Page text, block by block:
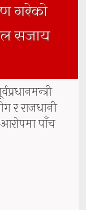
गरेको
सजाय
र राजधानी
पाँच